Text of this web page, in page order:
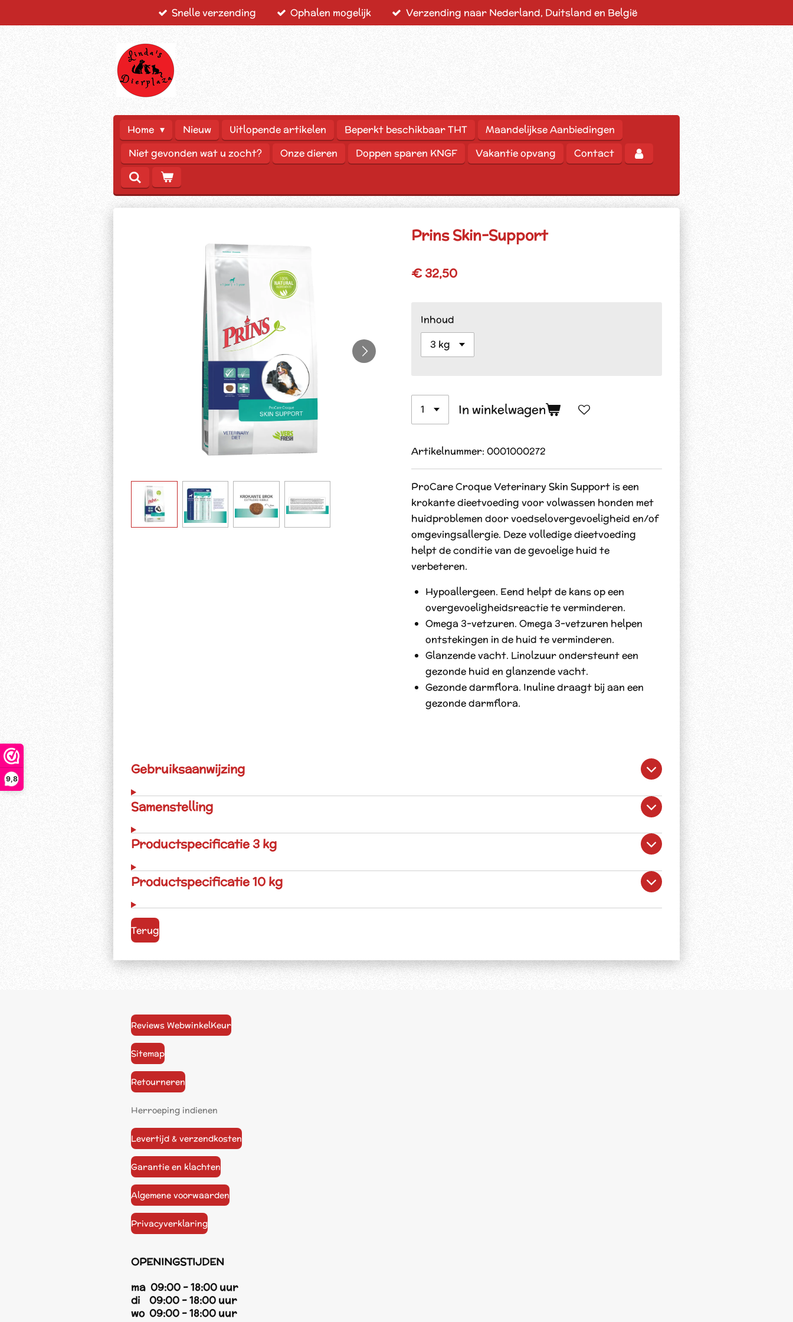
9,8
Snelle verzending Ophalen mogelijk Verzending naar Nederland, Duitsland en België
Home Nieuw Uitlopende artikelen Beperkt beschikbaar THT
Maandelijkse Aanbiedingen
Niet gevonden wat u zocht?
Onze dieren Doppen sparen KNGF Vakantie opvang Contact
Prins Skin-Support
€ 32,50
Inhoud
In winkelwagen
Artikelnummer: 0001000272
ProCare Croque Veterinary Skin Support is een
krokante dieetvoeding voor volwassen honden met
huidproblemen door voedselovergevoeligheid en/of
omgevingsallergie. Deze volledige dieetvoeding
helpt de conditie van de gevoelige huid te
verbeteren.
Hypoallergeen. Eend helpt de kans op een
overgevoeligheidsreactie te verminderen.
Omega 3-vetzuren. Omega 3-vetzuren helpen
ontstekingen in de huid te verminderen.
Glanzende vacht. Linolzuur ondersteunt een
gezonde huid en glanzende vacht.
Gezonde darmflora. Inuline draagt bij aan een
gezonde darmflora.
Gebruiksaanwijzing
Samenstelling
Productspecificatie 3 kg
Productspecificatie 10 kg
Terug
Reviews WebwinkelKeur
Sitemap
Retourneren
Herroeping indienen
Levertijd & verzendkosten
Garantie en klachten
Algemene voorwaarden
Privacyverklaring
OPENINGSTIJDEN
ma 09:00 - 18:00 uur
di 09:00 - 18:00 uur
wo 09:00 - 18:00 uur